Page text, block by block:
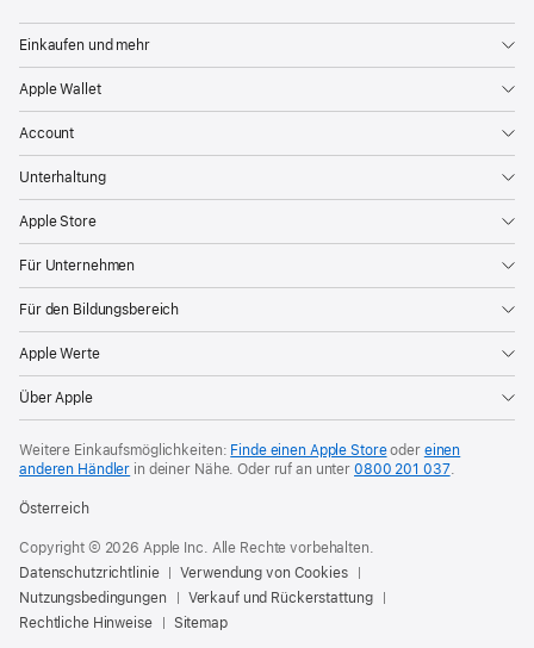
Einkaufen und mehr
Apple Wallet
Account
Unterhaltung
Apple Store
Für Unternehmen
Für den Bildungsbereich
Apple Werte
Über Apple
Weitere Einkaufsmöglichkeiten: Finde einen Apple Storeoder einen
anderen Händler in deiner Nähe. Oder ruf an unter0800 201 037.
Österreich
Copyright © 2026 Apple Inc. Alle Rechte vorbehalten.
Datenschutzrichtlinie
Verwendung von Cookies
Nutzungsbedingungen
Verkauf und Rückerstattung
Rechtliche Hinweise
Sitemap